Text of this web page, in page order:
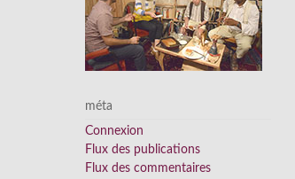
méta
Connexion
Flux des publications
Flux des commentaires